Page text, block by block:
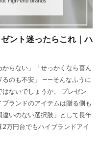
ント迷ったらこれ｜ハ
からない」「せっかくなら喜ん
るのも不安」 ——そんなふうに
ないでしょうか。 プレゼン
ランドのアイテムは贈る側も
いのない選択肢」として長年
万円台でもハイブランドアイ